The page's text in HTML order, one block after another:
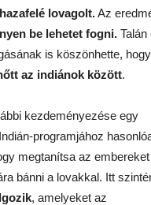
lovagolt.Az
be lehetet fogni. Talán
is köszönhette, hogy
az indiánok között.
kezdeményezése egy
programjához
megtanítsa az embereket
bánni a lovakkal. Itt
, amelyeket az